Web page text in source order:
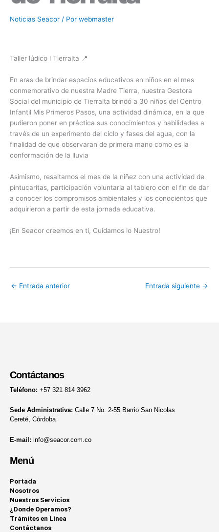
Noticias Seacor / Por webmaster
Taller lúdico l Tierralta 📍
En aras de brindar espacios educativos en niños en el mes
conmemorativo de nuestra Madre Tierra, nuestra Gestora
Social del municipio de Tierralta brindó a 30 niños del Centro
Infantil Mis Primeros Pasos, una actividad dinámica, en la que
pudieron poner en práctica sus conocimientos y habilidades a
través de un experimento del ciclo y fases del agua, con la
finalidad de que observaran de primera mano como es la
conformación de la lluvia
Asimismo, resaltamos el mes de la niñez con una actividad de
pintucaritas, participación voluntaria al tablero con el fin de dar
a conocer los compromisos ambientales y los conocientos que
adquirieron a partir de esta jornada educativa.
¡En Seacor creemos en ti, Cuidamos lo Nuestro!
← Entrada anterior Entrada siguiente →
Contáctanos
Teléfono: +57 321 814 3962
Sede Administrativa: Calle 7 No. 2-55 Barrio San Nicolas
Cereté, Córdoba
E-mail: info@seacor.com.co
Menú
Portada
Nosotros
Nuestros Servicios
¿Donde Operamos?
Trámites en Línea
Contáctanos